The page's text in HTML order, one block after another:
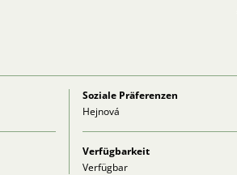
Soziale Präferenzen
Hejnová
Verfügbarkeit
Verfügbar